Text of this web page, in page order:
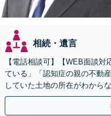
相続・遺言
【電話相談可】【WEB面談
ている」「認知症の親の不動
していた土地の所在がわから
きを丁寧にサポートし、納得